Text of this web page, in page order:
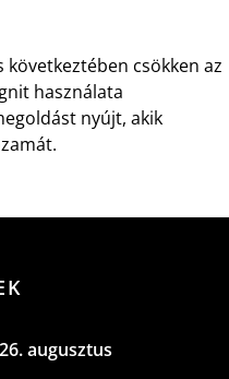
csökken az
használata
nyújt, akik
augusztus